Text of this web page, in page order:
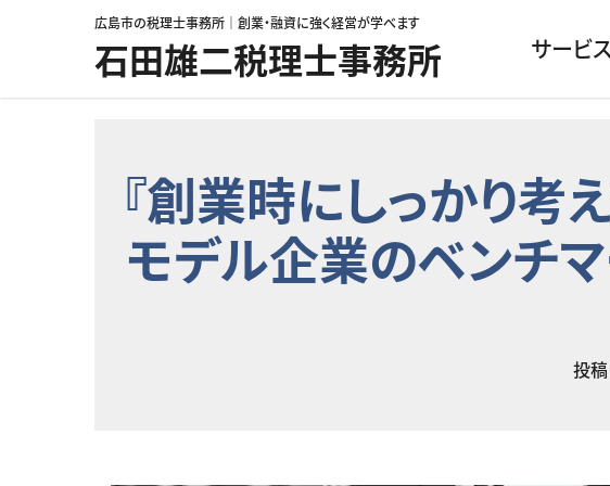
コンテンツへスキップ広島市の税理士事務所｜創業・融資に強く経営が学べます
石田雄二税理士事務所 サービ
『創業時にしっかり考
モデル企業のベンチマ
投